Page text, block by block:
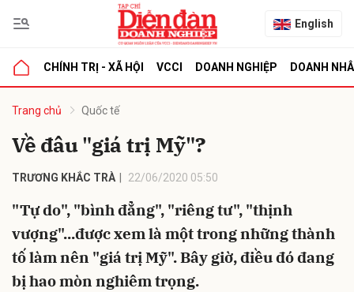
English
CHÍNH TRỊ - XÃ HỘI VCCI DOANH NGHIỆP DOANH
Trang chủ Quốc tế
Về đâu "giá trị Mỹ"?
TRƯƠNG KHẮC TRÀ 22/06/2020 05:50
"Tự do", "bình đẳng", "riêng tư", "thịnh
vượng"...được xem là một trong những thành
tố làm nên "giá trị Mỹ". Bây giờ, điều đó đang
bị hao mòn nghiêm trọng.
luận
Hủy